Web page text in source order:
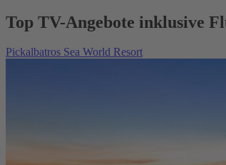
Top TV-Angebote inklusive
Pickalbatros Sea World Resort